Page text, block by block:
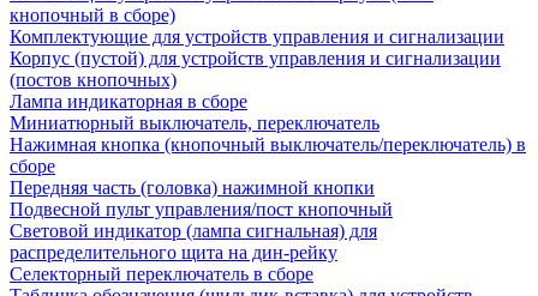
кнопочный в сборе)
Комплектующие для устройств управления и сигнализации
Корпус (пустой) для устройств управления и сигнализации
(постов кнопочных)
Лампа индикаторная в сборе
Миниатюрный выключатель, переключатель
Нажимная кнопка (кнопочный выключатель/переключатель) в
сборе
Передняя часть (головка) нажимной кнопки
Подвесной пульт управления/пост кнопочный
Световой индикатор (лампа сигнальная) для
распределительного щита на дин-рейку
Селекторный переключатель в сборе